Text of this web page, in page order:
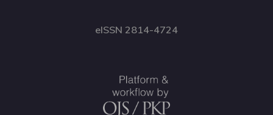
eISSN 2814-4724